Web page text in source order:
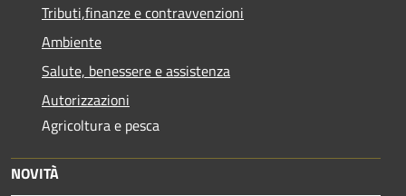
Tributi,finanze e contravvenzioni
Ambiente
Salute, benessere e assistenza
Autorizzazioni
Agricoltura e pesca
NOVITÀ